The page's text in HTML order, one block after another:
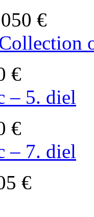
€
€
– 5. diel
€
– 7. diel
€